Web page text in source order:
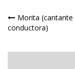
entradas
Morita (cantante
conductora)